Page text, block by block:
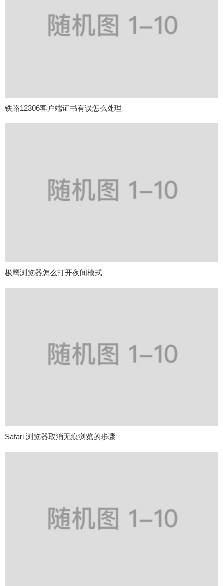
铁路12306客户端证书有误怎么处理
极鹰浏览器怎么打开夜间模式
Safari 浏览器取消无痕浏览的步骤